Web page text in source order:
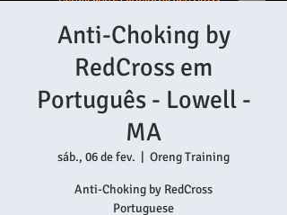
Anti-Choking by
RedCross em
Português - Lowell -
MA
sáb., 06 de fev. Oreng Training
Anti-Choking by RedCross